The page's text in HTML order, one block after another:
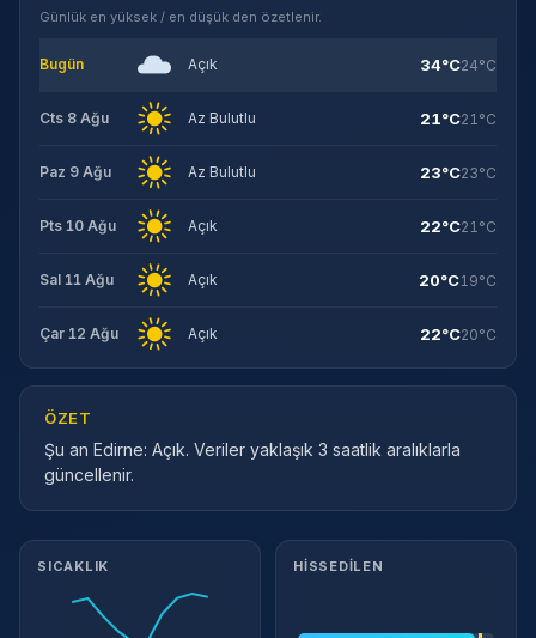
Günlük en yüksek / en düşük den özetlenir.
Bugün Açık 34°C24°C
Cts 8 Ağu Az Bulutlu 21°C21°C
Paz 9 Ağu Az Bulutlu 23°C23°C
Pts 10 Ağu Açık 22°C21°C
Sal 11 Ağu Açık 20°C19°C
Çar 12 Ağu Açık 22°C20°C
ÖZET
Şu an Edirne: Açık. Veriler yaklaşık 3 saatlik aralıklarla
güncellenir.
Meteorolojik ayrıntılar
SICAKLIK HISSEDILEN